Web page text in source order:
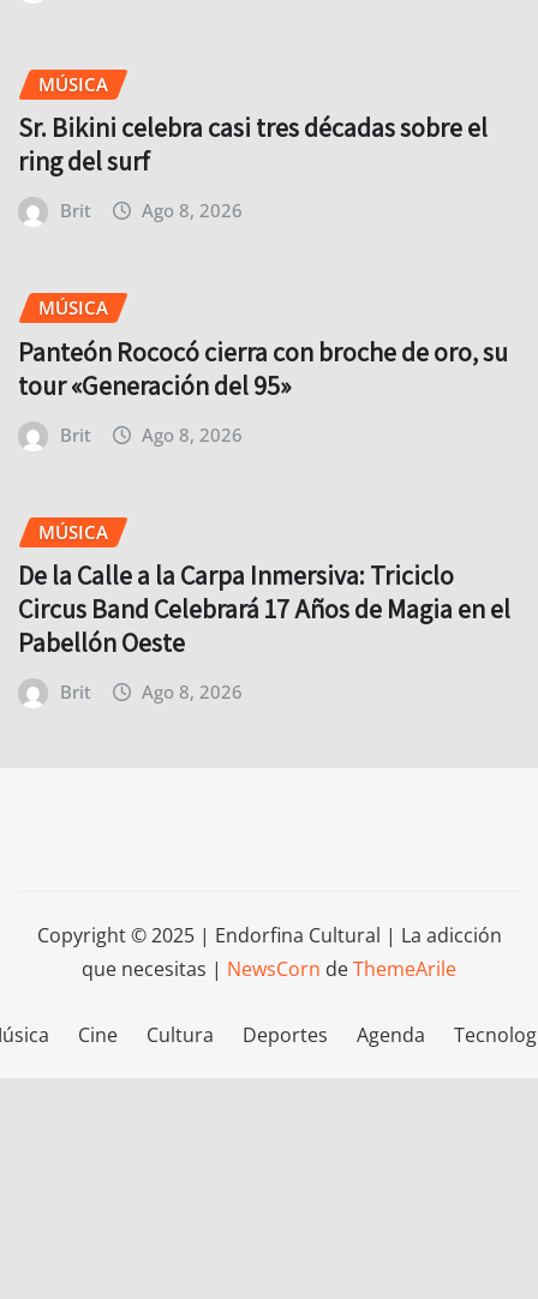
MÚSICA
Sr. Bikini celebra casi tres décadas sobre el
ring del surf
Brit Ago 8, 2026
MÚSICA
Panteón Rococó cierra con broche de oro, su
tour «Generación del 95»
Brit Ago 8, 2026
MÚSICA
De la Calle a la Carpa Inmersiva: Triciclo
Circus Band Celebrará 17 Años de Magia en el
Pabellón Oeste
Brit Ago 8, 2026
Copyright © 2025 | Endorfina Cultural | La adicción
que necesitas | NewsCorn deThemeArile
Cine Cultura Deportes Agenda